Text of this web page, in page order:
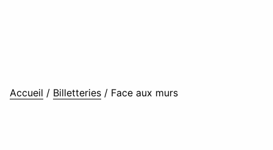
Accueil / Billetteries / Face aux murs